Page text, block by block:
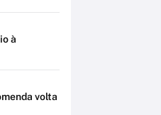
à
volta